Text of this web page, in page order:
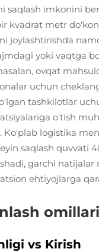
saqlash imkonini
kvadrat metr
joylashtirishda
yoki vaqtga
ovqat
uchun
tashkilotlar
o'tish
Ko'plab logistika
saqlash quvvati
garchi natijalar
ehtiyojlarga
omillari
vs Kirish